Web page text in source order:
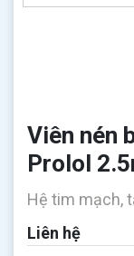
Viên nén
Prolol
Hệ tim mạch,
Liên hệ